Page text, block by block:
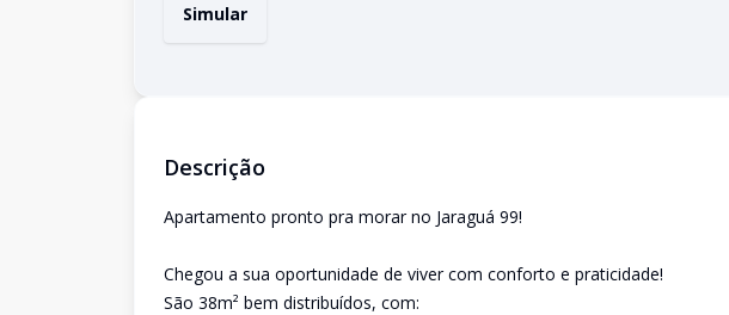
Simular
Descrição
Apartamento pronto pra morar no Jaraguá 99!
Chegou a sua oportunidade de viver com conforto e praticidade!
São 38m² bem distribuídos, com: